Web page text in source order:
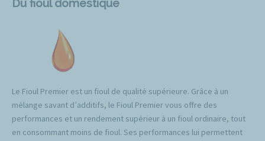
Du fioul domestique
Le Fioul Premier est un fioul de qualité supérieure. Grâce à un
mélange savant d’additifs, le Fioul Premier vous offre des
performances et un rendement supérieur à un fioul ordinaire, tout
en consommant moins de fioul. Ses performances lui permettent